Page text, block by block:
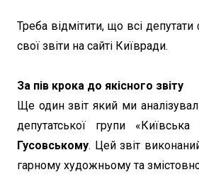
Треба відмітити, що всі депутати
свої звіти на сайті Київради.
За пів крока до якісного звіту
Ще один звіт який ми
депутатської групи
Гусовському. Цей звіт
гарному художньому та